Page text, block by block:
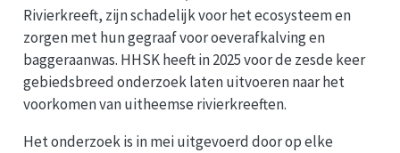
Rivierkreeft, zijn schadelijk voor het ecosysteem en
zorgen met hun gegraaf voor oeverafkalving en
baggeraanwas. HHSK heeft in 2025 voor de zesde keer
gebiedsbreed onderzoek laten uitvoeren naar het
voorkomen van uitheemse rivierkreeften.
Het onderzoek is in mei uitgevoerd door op elke